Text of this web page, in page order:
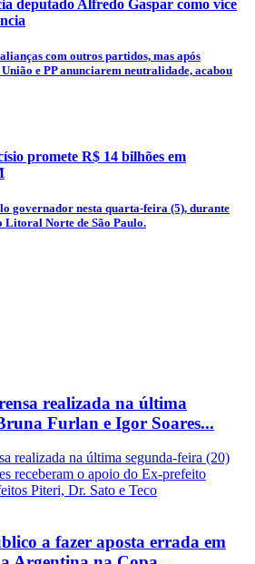
deputado Alfredo Gaspar como vice
com outros partidos, mas após
e PP anunciarem neutralidade, acabou
promete R$ 14 bilhões em
governador nesta quarta-feira (5), durante
Litoral Norte de São Paulo.
realizada na última
Furlan e Igor Soares...
a fazer aposta errada em